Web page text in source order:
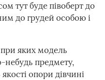
тут буде півоберт до
до грудей особою і
яких модель
небудь предмету,
опори дівчині